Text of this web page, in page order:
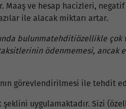
ve hesap hacizleri,
ile alacak miktarı artar.
bulunmatehditiözellikle çok
ödenmemesi, ancak
görevlendirilmesi ile tehdit
uygulamaktadır. Sizi